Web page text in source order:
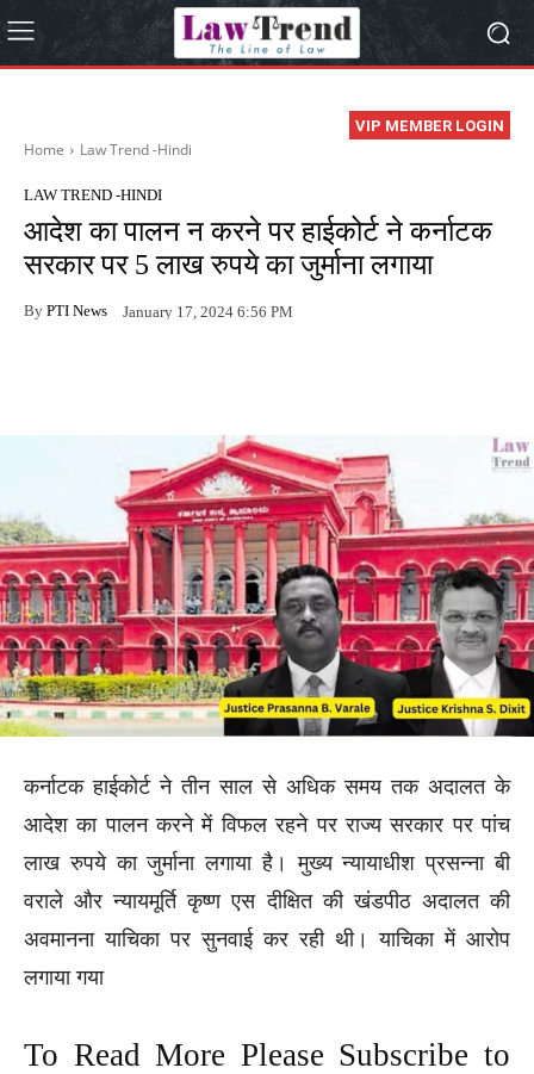
VIP MEMBER LOGIN
Home Law Trend -Hindi
LAW TREND -HINDI
आदेश का पालन न करने पर हाईकोर्ट ने कर्नाटक
सरकार पर 5 लाख रुपये का जुर्माना लगाया
By PTI News January 17, 2024 6:56 PM
कर्नाटक हाईकोर्ट ने तीन साल से अधिक समय तक अदालत के
आदेश का पालन करने में विफल रहने पर राज्य सरकार पर पांच
लाख रुपये का जुर्माना लगाया है। मुख्य न्यायाधीश प्रसन्ना बी
वराले और न्यायमूर्ति कृष्ण एस दीक्षित की खंडपीठ अदालत की
अवमानना याचिका पर सुनवाई कर रही थी। याचिका में आरोप
लगाया गया
To Read More Please Subscribe to